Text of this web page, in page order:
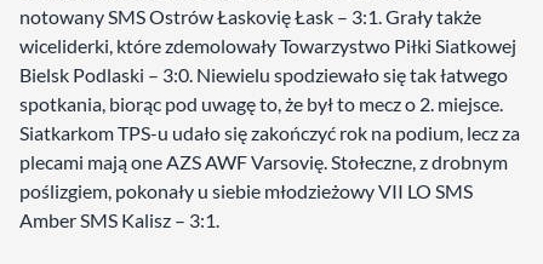
notowany SMS Ostrów Łaskovię Łask – 3:1. Grały także
wiceliderki, które zdemolowały Towarzystwo Piłki Siatkowej
Bielsk Podlaski – 3:0. Niewielu spodziewało się tak łatwego
spotkania, biorąc pod uwagę to, że był to mecz o 2. miejsce.
Siatkarkom TPS-u udało się zakończyć rok na podium, lecz za
plecami mają one AZS AWF Varsovię. Stołeczne, z drobnym
poślizgiem, pokonały u siebie młodzieżowy VII LO SMS
Amber SMS Kalisz – 3:1.